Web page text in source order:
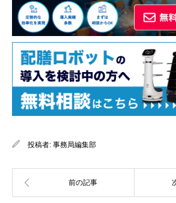
投稿者: 事務局編集部